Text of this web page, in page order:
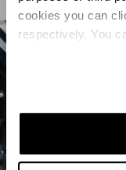
cookies you can
respectively. You